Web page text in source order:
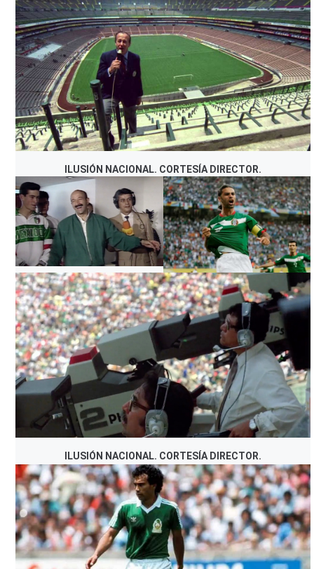
ILUSIÓN NACIONAL. CORTESÍA DIRECTOR.
ILUSIÓN NACIONAL. CORTESÍA DIRECTOR.
ILUSIÓN NACIONAL.
CORTESÍA DIRECTOR.
ILUSIÓN NACIONAL.
CORTESÍA DIRECTOR.
ILUSIÓN NACIONAL. CORTESÍA DIRECTOR.